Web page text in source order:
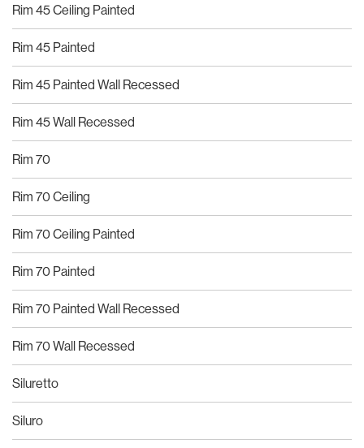
Rim 45 Ceiling Painted
Rim 45 Painted
Rim 45 Painted Wall Recessed
Rim 45 Wall Recessed
Rim 70
Rim 70 Ceiling
Rim 70 Ceiling Painted
Rim 70 Painted
Rim 70 Painted Wall Recessed
Rim 70 Wall Recessed
Siluretto
Siluro